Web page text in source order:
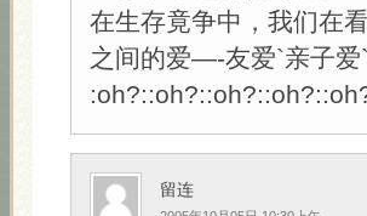
在生存竟争中，我们在
之间的爱—-友爱`亲
留连